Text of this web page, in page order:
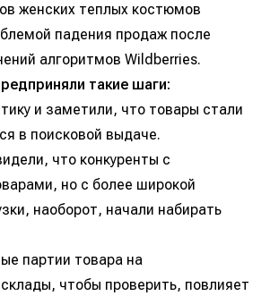
женских теплых костюмов
падения продаж после
алгоритмов Wildberries.
такие шаги:
и заметили, что товары стали
в поисковой выдаче.
что конкуренты с
но с более широкой
наоборот, начали набирать
партии товара на
чтобы проверить, повлияет